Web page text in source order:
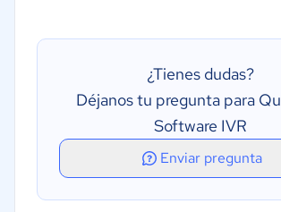
Registro de llamadas
¿Tienes dudas?
Déjanos tu pregunta para
Software IVR
Enviar pregunta